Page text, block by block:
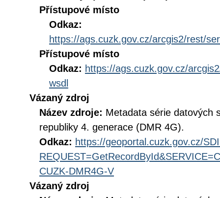
Přístupové místo
Odkaz:
https://ags.cuzk.gov.cz/arcgis2/rest/
Přístupové místo
Odkaz: https://ags.cuzk.gov.cz/
wsdl
Vázaný zdroj
Název zdroje: Metadata série datových
republiky 4. generace (DMR 4G).
Odkaz: https://geoportal.cuzk.gov.cz/
CUZK-DMR4G-V
Vázaný zdroj